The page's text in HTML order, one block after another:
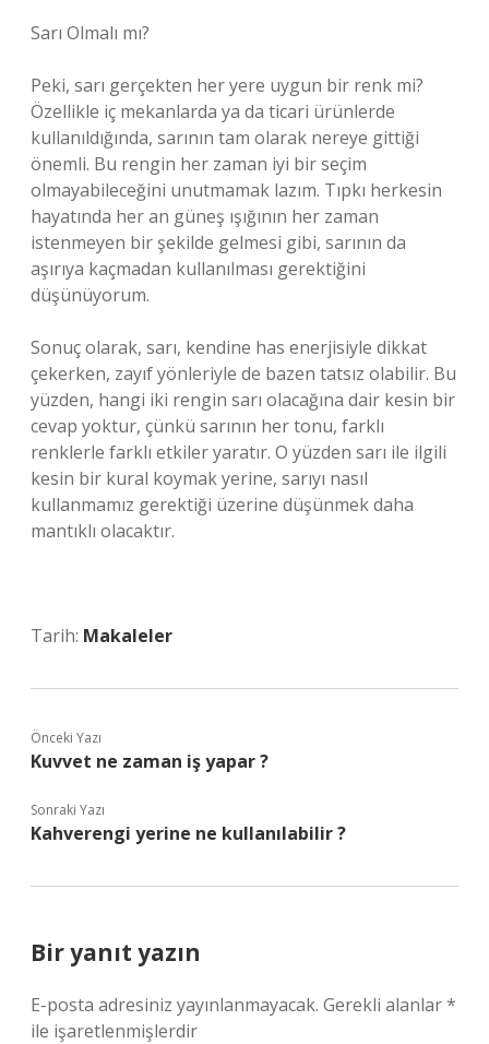
Sarı Olmalı mı?
Peki, sarı gerçekten her yere uygun bir renk mi?
Özellikle iç mekanlarda ya da ticari ürünlerde
kullanıldığında, sarının tam olarak nereye gittiği
önemli. Bu rengin her zaman iyi bir seçim
olmayabileceğini unutmamak lazım. Tıpkı herkesin
hayatında her an güneş ışığının her zaman
istenmeyen bir şekilde gelmesi gibi, sarının da
aşırıya kaçmadan kullanılması gerektiğini
düşünüyorum.
Sonuç olarak, sarı, kendine has enerjisiyle dikkat
çekerken, zayıf yönleriyle de bazen tatsız olabilir. Bu
yüzden, hangi iki rengin sarı olacağına dair kesin bir
cevap yoktur, çünkü sarının her tonu, farklı
renklerle farklı etkiler yaratır. O yüzden sarı ile ilgili
kesin bir kural koymak yerine, sarıyı nasıl
kullanmamız gerektiği üzerine düşünmek daha
mantıklı olacaktır.
Tarih: Makaleler
Önceki Yazı
Kuvvet ne zaman iş yapar ?
Sonraki Yazı
Kahverengi yerine ne kullanılabilir ?
Bir yanıt yazın
E-posta adresiniz yayınlanmayacak. Gerekli alanlar*
ile işaretlenmişlerdir